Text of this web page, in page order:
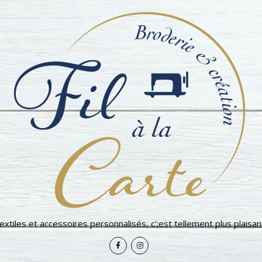
et accessoires personnalisés, c';est tellement plus